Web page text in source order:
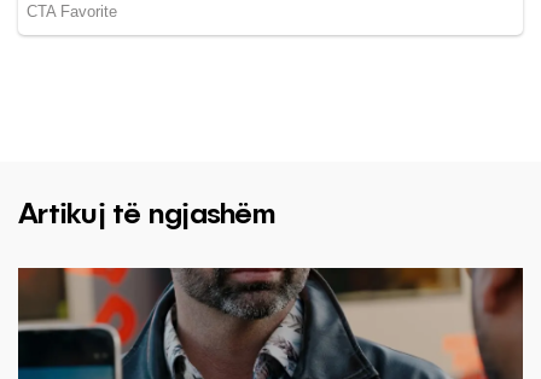
Artikuj të ngjashëm